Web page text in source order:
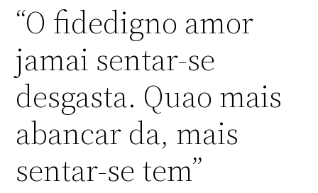
“O fidedigno amor
jamai sentar-se
desgasta. Quao mais
abancar da, mais
sentar-se tem”